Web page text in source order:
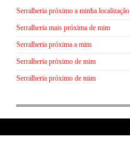
Serralheria próximo a minha localização
Serralheria mais próxima de mim
Serralheria próxima a mim
Serralheria próximo de mim
Serralheria próximo de mim